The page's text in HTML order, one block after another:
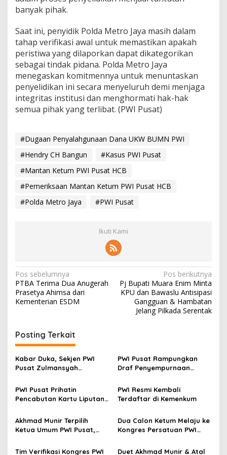
n
K
W
U
M
N
banyak pihak.
Saat ini, penyidik Polda Metro Jaya masih dalam
tahap verifikasi awal untuk memastikan apakah
peristiwa yang dilaporkan dapat dikategorikan
sebagai tindak pidana. Polda Metro Jaya
menegaskan komitmennya untuk menuntaskan
penyelidikan ini secara menyeluruh demi menjaga
integritas institusi dan menghormati hak-hak
semua pihak yang terlibat. (PWI Pusat)
#Dugaan Penyalahgunaan Dana UKW BUMN PWI
#Hendry CH Bangun
#Kasus PWI Pusat
#Mantan Ketum PWI Pusat HCB
#Pemeriksaan Mantan Ketum PWI Pusat HCB
#Polda Metro Jaya
#PWI Pusat
Ikuti Kami
N
a
v
g
a
s
i
p
o
s
Pos sebelumnya
PTBA Terima Dua Anugerah
Prasetya Ahimsa dari
Kementerian ESDM
Pos berikutnya
Pj Bupati Muara Enim Minta
KPU dan Bawaslu Antisipasi
Gangguan & Hambatan
Jelang Pilkada Serentak
Posting Terkait
Kabar Duka, Sekjen PWI
Pusat Zulmansyah
PWI Pusat Rampungkan
Draf Penyempurnaan
PWI Pusat Prihatin
Pencabutan Kartu Liputan
Indonesia
PWI Resmi Kembali
Terdaftar di Kemenkum
Akhmad Munir Terpilih
Ketua Umum PWI Pusat,
Dua Calon Ketum Melaju ke
Kongres Persatuan PWI
Tim Verifikasi Kongres PWI
Duet Akhmad Munir & Atal